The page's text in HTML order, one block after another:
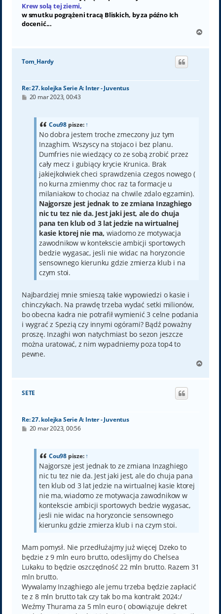
Krew solą tej ziemi,
w smutku pogrążeni tracą Bliskich, by za późno Ich
docenić...
g
Tom_Hardy
Re: 27. kolejka Serie A: Inter - Juventus
P20 mar 2023, 00:43
Cou98pisze:↑
No dobra jestem troche zmeczony juz tym
Inzaghim. Wszyscy na stojaco i bez planu.
Dumfries nie wiedzący co ze sobą zrobić przez
cały mecz i gubiący krycie Krunica. Brak
jakiejkolwiek checi sprawdzenia czegos nowego (
no kurna zmienmy choc raz ta formacje u
milaniakow to chociaz na chwile zdalo egzamin).
Najgorsze jest jednak to ze zmiana Inzaghiego
nic tu tez nie da. Jest jaki jest, ale do chuja
pana ten klub od 3 lat jedzie na wirtualnej
kasie ktorej nie ma, wiadomo ze motywacja
zawodnikow w kontekscie ambicji sportowych
bedzie wygasac, jesli nie widac na horyzoncie
sensownego kierunku gdzie zmierza klub i na
czym stoi.
Najbardziej mnie smieszą takie wypowiedzi o kasie i
chinczykach. Na prawdę trzeba wydać setki milionów,
bo obecna kadra nie potrafił wymienić 3 celne podania
i wygrać z Spezią czy innymi ogórami? Bądź poważny
proszę. Inzaghi won natychmiast bo sezon jeszcze
można uratować, z nim wypadniemy poza top4 to
pewne.
g
SETE
Re: 27. kolejka Serie A: Inter - Juventus
P20 mar 2023, 00:56
Cou98pisze:↑
Najgorsze jest jednak to ze zmiana Inzaghiego
nic tu tez nie da. Jest jaki jest, ale do chuja pana
ten klub od 3 lat jedzie na wirtualnej kasie ktorej
nie ma, wiadomo ze motywacja zawodnikow w
kontekscie ambicji sportowych bedzie wygasac,
jesli nie widac na horyzoncie sensownego
kierunku gdzie zmierza klub i na czym stoi.
Mam pomysł. Nie przedłużajmy już więcej Dzeko to
będzie z 9 mln euro brutto, odeslijmy do Chelsea
Lukaku to będzie oszczędność 22 mln brutto. Razem 31
mln brutto.
Wywalamy Inzaghiego ale jemu trzeba będzie zapłacić
te z 8 mln brutto tak czy tak bo ma kontrakt 2024:/
Weźmy Thurama za 5 mln euro ( obowiązuje dekret